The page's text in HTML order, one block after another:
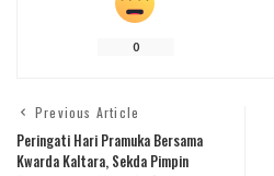
0
Previous Article
Peringati Hari Pramuka Bersama
Kwarda Kaltara, Sekda Pimpin